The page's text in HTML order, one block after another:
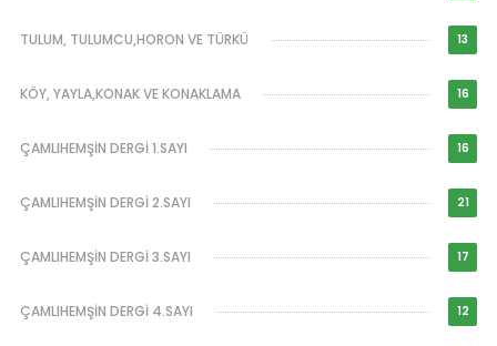
TULUM, TULUMCU,HORON VE TÜRKÜ 13
KÖY, YAYLA,KONAK VE KONAKLAMA 16
ÇAMLIHEMŞİN DERGİ 1.SAYI 16
ÇAMLIHEMŞİN DERGİ 2.SAYI 21
ÇAMLIHEMŞİN DERGİ 3.SAYI 17
ÇAMLIHEMŞİN DERGİ 4.SAYI 12